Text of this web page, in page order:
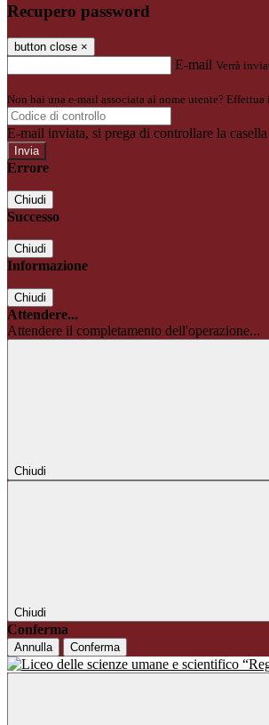
Recupero password
button close ×
E-mail Verrà
Non hai una e-mail associata al nome utente?
E-mail inviata, si prega di controllare la
Errore
Chiudi
Successo
Chiudi
Informazione
Chiudi
Attendere...
Attendere il completamento dell'operazione...
Chiudi
Chiudi
Conferma
Annulla Conferma